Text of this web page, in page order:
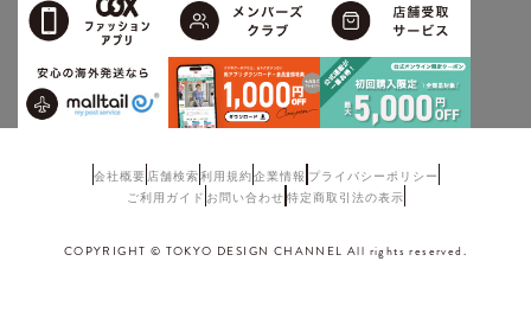
会社概要 店舗検索利用規約企業情報 プライバシーポリシー
ご利用ガイド お問い合わせ 特定商取引法の表示
COPYRIGHT © TOKYO DESIGN CHANNEL All rights reserved.